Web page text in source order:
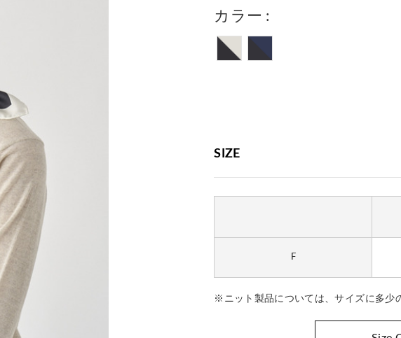
カラー
SIZE
F
※ニット製品については、サイズに多少